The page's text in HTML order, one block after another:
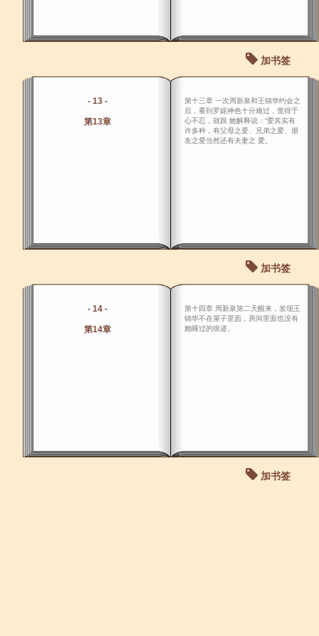
加书签
- 13 -
第13章
第十三章 一次周新泉和王锦华约会之
后，看到罗妮神色十分难过，觉得于
心不忍，就跟 她解释说：“爱其实有
许多种，有父母之爱、兄弟之爱、朋
友之爱当然还有夫妻之 爱。
加书签
- 14 -
第14章
第十四章 周新泉第二天醒来，发现王
锦华不在屋子里面，房间里面也没有
她睡过的痕迹。
加书签